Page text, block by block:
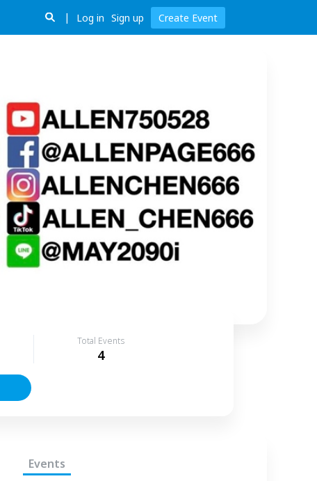
Log in Sign up Create Event
Total Events
4
Events